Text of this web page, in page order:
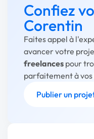
Confiez
Corentin
Faites appel à
avancer votre
freelances pour
parfaitement à vos
Publier un